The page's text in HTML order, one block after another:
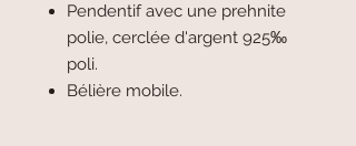
Pendentif avec une prehnite
polie, cerclée d'argent 925‰
poli.
Bélière mobile.